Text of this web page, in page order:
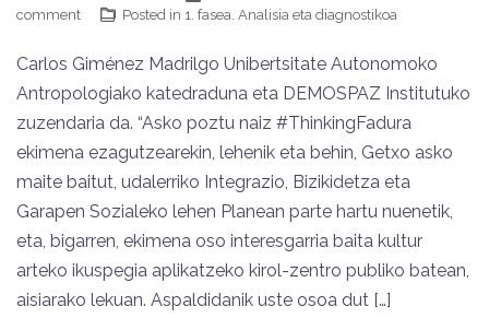
comment Posted in 1. fasea. Analisia eta diagnostikoa
Carlos Giménez Madrilgo Unibertsitate Autonomoko
Antropologiako katedraduna eta DEMOSPAZ Institutuko
zuzendaria da. “Asko poztu naiz #ThinkingFadura
ekimena ezagutzearekin, lehenik eta behin, Getxo asko
maite baitut, udalerriko Integrazio, Bizikidetza eta
Garapen Sozialeko lehen Planean parte hartu nuenetik,
eta, bigarren, ekimena oso interesgarria baita kultur
arteko ikuspegia aplikatzeko kirol-zentro publiko batean,
aisiarako lekuan. Aspaldidanik uste osoa dut […]